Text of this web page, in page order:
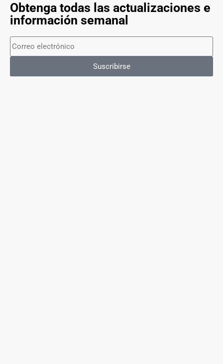
Obtenga todas las actualizaciones e
información semanal
Suscribirse